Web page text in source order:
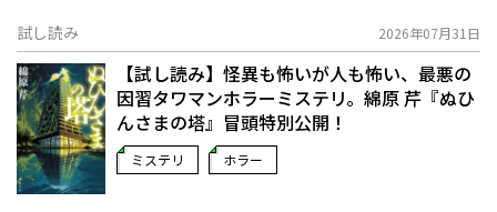
試し読み 2026年07月31日
【試し読み】怪異も怖いが人も怖い、最悪の
因習タワマンホラーミステリ。綿原 芹『ぬひ
んさまの塔』冒頭特別公開！
ミステリ ホラー